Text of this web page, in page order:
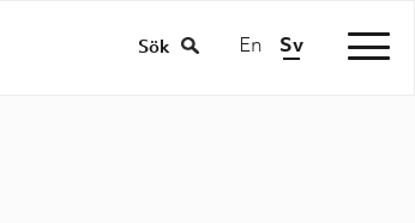
Sök En Sv